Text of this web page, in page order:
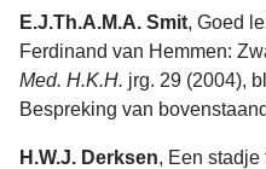
E.J.Th.A.M.A. Smit, Goed
Ferdinand van Hemmen:
Med. H.K.H. jrg. 29 (2004),
Bespreking van
H.W.J. Derksen, Een stadje